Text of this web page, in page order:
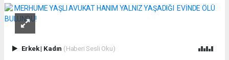
Erkek| Kadın (Haberi Sesli Oku)